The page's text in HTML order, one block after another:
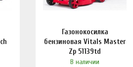
Газонокосилка
бензиновая Vitals Master
Zp 51139td
В наличии